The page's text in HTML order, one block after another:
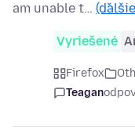
am unable t…
Vyriešené
Firefox
Teagan